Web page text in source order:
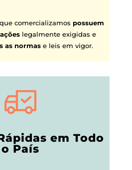
comercializamos possuem
legalmente exigidas e
as normase leis em vigor.
em Todo
o País